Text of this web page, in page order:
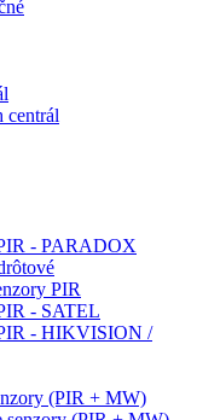
centrál
- PARADOX
PIR
- SATEL
- HIKVISION /
(PIR + MW)